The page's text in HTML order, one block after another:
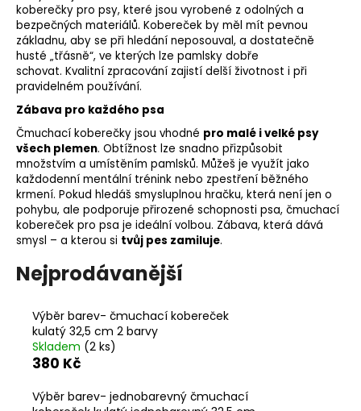
koberečky pro psy, které jsou vyrobené z odolných a
bezpečných materiálů. Kobereček by měl mít pevnou
základnu, aby se při hledání neposouval, a dostatečně
husté „třásně“, ve kterých lze pamlsky dobře
schovat. Kvalitní zpracování zajistí delší životnost i při
pravidelném používání.
Zábava pro každého psa
Čmuchací koberečky jsou vhodné pro malé i velké psy
všech plemen. Obtížnost lze snadno přizpůsobit
množstvím a umístěním pamlsků. Můžeš je využít jako
každodenní mentální trénink nebo zpestření běžného
krmení. Pokud hledáš smysluplnou hračku, která není jen o
pohybu, ale podporuje přirozené schopnosti psa, čmuchací
kobereček pro psa je ideální volbou. Zábava, která dává
smysl – a kterou si tvůj pes zamiluje.
Nejprodávanější
Výběr barev- čmuchací kobereček
kulatý 32,5 cm 2 barvy
Skladem (2 ks)
380 Kč
Výběr barev- jednobarevný čmuchací
o
p
o
r
u
č
u
j
e
m
e
RUČKA
OBOJEK
NEBO
50
Kč